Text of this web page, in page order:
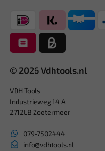
© 2026 Vdhtools.nl
VDH Tools
Industrieweg 14 A
2712LB Zoetermeer
079-7502444
info@vdhtools.nl